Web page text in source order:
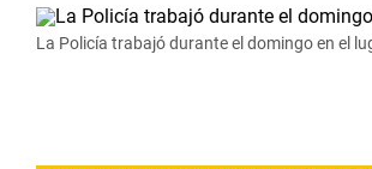
La Policía trabajó durante el domingo en el